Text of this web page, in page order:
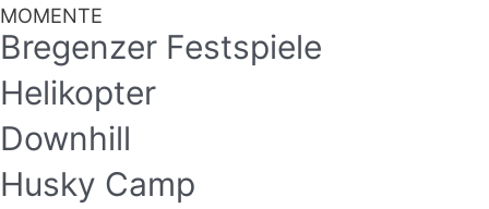
MOMENTE
Bregenzer Festspiele
Helikopter
Downhill
Husky Camp